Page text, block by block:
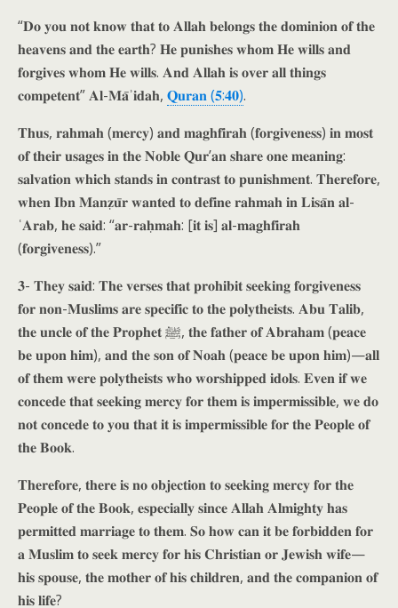
“𝐃𝐨 𝐲𝐨𝐮 𝐧𝐨𝐭 𝐤𝐧𝐨𝐰 𝐭𝐡𝐚𝐭 𝐭𝐨 𝐀𝐥𝐥𝐚𝐡 𝐛𝐞𝐥𝐨𝐧𝐠𝐬 𝐭𝐡𝐞 𝐝𝐨𝐦𝐢𝐧𝐢𝐨𝐧 𝐨𝐟 𝐭𝐡𝐞
𝐡𝐞𝐚𝐯𝐞𝐧𝐬 𝐚𝐧𝐝 𝐭𝐡𝐞 𝐞𝐚𝐫𝐭𝐡? 𝐇𝐞 𝐩𝐮𝐧𝐢𝐬𝐡𝐞𝐬 𝐰𝐡𝐨𝐦 𝐇𝐞 𝐰𝐢𝐥𝐥𝐬 𝐚𝐧𝐝
𝐟𝐨𝐫𝐠𝐢𝐯𝐞𝐬 𝐰𝐡𝐨𝐦 𝐇𝐞 𝐰𝐢𝐥𝐥𝐬. 𝐀𝐧𝐝 𝐀𝐥𝐥𝐚𝐡 𝐢𝐬 𝐨𝐯𝐞𝐫 𝐚𝐥𝐥 𝐭𝐡𝐢𝐧𝐠𝐬
𝐜𝐨𝐦𝐩𝐞𝐭𝐞𝐧𝐭” 𝐀𝐥-𝐌𝐚̄ʾ𝐢𝐝𝐚𝐡, 𝐐𝐮𝐫𝐚𝐧 (𝟓:𝟒𝟎).
𝐓𝐡𝐮𝐬, 𝐫𝐚𝐡𝐦𝐚𝐡 (𝐦𝐞𝐫𝐜𝐲) 𝐚𝐧𝐝 𝐦𝐚𝐠𝐡𝐟𝐢𝐫𝐚𝐡 (𝐟𝐨𝐫𝐠𝐢𝐯𝐞𝐧𝐞𝐬𝐬) 𝐢𝐧 𝐦𝐨𝐬𝐭
𝐨𝐟 𝐭𝐡𝐞𝐢𝐫 𝐮𝐬𝐚𝐠𝐞𝐬 𝐢𝐧 𝐭𝐡𝐞 𝐍𝐨𝐛𝐥𝐞 𝐐𝐮𝐫’𝐚𝐧 𝐬𝐡𝐚𝐫𝐞 𝐨𝐧𝐞 𝐦𝐞𝐚𝐧𝐢𝐧𝐠:
𝐬𝐚𝐥𝐯𝐚𝐭𝐢𝐨𝐧 𝐰𝐡𝐢𝐜𝐡 𝐬𝐭𝐚𝐧𝐝𝐬 𝐢𝐧 𝐜𝐨𝐧𝐭𝐫𝐚𝐬𝐭 𝐭𝐨 𝐩𝐮𝐧𝐢𝐬𝐡𝐦𝐞𝐧𝐭. 𝐓𝐡𝐞𝐫𝐞𝐟𝐨𝐫𝐞,
𝐰𝐡𝐞𝐧 𝐈𝐛𝐧 𝐌𝐚𝐧𝐳̣𝐮̄𝐫 𝐰𝐚𝐧𝐭𝐞𝐝 𝐭𝐨 𝐝𝐞𝐟𝐢𝐧𝐞 𝐫𝐚𝐡𝐦𝐚𝐡 𝐢𝐧 𝐋𝐢𝐬𝐚̄𝐧 𝐚𝐥-
ʿ𝐀𝐫𝐚𝐛, 𝐡𝐞 𝐬𝐚𝐢𝐝: “𝐚𝐫-𝐫𝐚𝐡̣𝐦𝐚𝐡: [𝐢𝐭 𝐢𝐬] 𝐚𝐥-𝐦𝐚𝐠𝐡𝐟𝐢𝐫𝐚𝐡
(𝐟𝐨𝐫𝐠𝐢𝐯𝐞𝐧𝐞𝐬𝐬).”
𝟑- 𝐓𝐡𝐞𝐲 𝐬𝐚𝐢𝐝: 𝐓𝐡𝐞 𝐯𝐞𝐫𝐬𝐞𝐬 𝐭𝐡𝐚𝐭 𝐩𝐫𝐨𝐡𝐢𝐛𝐢𝐭 𝐬𝐞𝐞𝐤𝐢𝐧𝐠 𝐟𝐨𝐫𝐠𝐢𝐯𝐞𝐧𝐞𝐬𝐬
𝐟𝐨𝐫 𝐧𝐨𝐧-𝐌𝐮𝐬𝐥𝐢𝐦𝐬 𝐚𝐫𝐞 𝐬𝐩𝐞𝐜𝐢𝐟𝐢𝐜 𝐭𝐨 𝐭𝐡𝐞 𝐩𝐨𝐥𝐲𝐭𝐡𝐞𝐢𝐬𝐭𝐬. 𝐀𝐛𝐮 𝐓𝐚𝐥𝐢𝐛,
𝐭𝐡𝐞 𝐮𝐧𝐜𝐥𝐞 𝐨𝐟 𝐭𝐡𝐞 𝐏𝐫𝐨𝐩𝐡𝐞𝐭 ﷺ, 𝐭𝐡𝐞 𝐟𝐚𝐭𝐡𝐞𝐫 𝐨𝐟 𝐀𝐛𝐫𝐚𝐡𝐚𝐦 (𝐩𝐞𝐚𝐜𝐞
𝐛𝐞 𝐮𝐩𝐨𝐧 𝐡𝐢𝐦), 𝐚𝐧𝐝 𝐭𝐡𝐞 𝐬𝐨𝐧 𝐨𝐟 𝐍𝐨𝐚𝐡 (𝐩𝐞𝐚𝐜𝐞 𝐛𝐞 𝐮𝐩𝐨𝐧 𝐡𝐢𝐦)—𝐚𝐥𝐥
𝐨𝐟 𝐭𝐡𝐞𝐦 𝐰𝐞𝐫𝐞 𝐩𝐨𝐥𝐲𝐭𝐡𝐞𝐢𝐬𝐭𝐬 𝐰𝐡𝐨 𝐰𝐨𝐫𝐬𝐡𝐢𝐩𝐩𝐞𝐝 𝐢𝐝𝐨𝐥𝐬. 𝐄𝐯𝐞𝐧 𝐢𝐟 𝐰𝐞
𝐜𝐨𝐧𝐜𝐞𝐝𝐞 𝐭𝐡𝐚𝐭 𝐬𝐞𝐞𝐤𝐢𝐧𝐠 𝐦𝐞𝐫𝐜𝐲 𝐟𝐨𝐫 𝐭𝐡𝐞𝐦 𝐢𝐬 𝐢𝐦𝐩𝐞𝐫𝐦𝐢𝐬𝐬𝐢𝐛𝐥𝐞, 𝐰𝐞 𝐝𝐨
𝐧𝐨𝐭 𝐜𝐨𝐧𝐜𝐞𝐝𝐞 𝐭𝐨 𝐲𝐨𝐮 𝐭𝐡𝐚𝐭 𝐢𝐭 𝐢𝐬 𝐢𝐦𝐩𝐞𝐫𝐦𝐢𝐬𝐬𝐢𝐛𝐥𝐞 𝐟𝐨𝐫 𝐭𝐡𝐞 𝐏𝐞𝐨𝐩𝐥𝐞 𝐨𝐟
𝐭𝐡𝐞 𝐁𝐨𝐨𝐤.
𝐓𝐡𝐞𝐫𝐞𝐟𝐨𝐫𝐞, 𝐭𝐡𝐞𝐫𝐞 𝐢𝐬 𝐧𝐨 𝐨𝐛𝐣𝐞𝐜𝐭𝐢𝐨𝐧 𝐭𝐨 𝐬𝐞𝐞𝐤𝐢𝐧𝐠 𝐦𝐞𝐫𝐜𝐲 𝐟𝐨𝐫 𝐭𝐡𝐞
𝐏𝐞𝐨𝐩𝐥𝐞 𝐨𝐟 𝐭𝐡𝐞 𝐁𝐨𝐨𝐤, 𝐞𝐬𝐩𝐞𝐜𝐢𝐚𝐥𝐥𝐲 𝐬𝐢𝐧𝐜𝐞 𝐀𝐥𝐥𝐚𝐡 𝐀𝐥𝐦𝐢𝐠𝐡𝐭𝐲 𝐡𝐚𝐬
𝐩𝐞𝐫𝐦𝐢𝐭𝐭𝐞𝐝 𝐦𝐚𝐫𝐫𝐢𝐚𝐠𝐞 𝐭𝐨 𝐭𝐡𝐞𝐦. 𝐒𝐨 𝐡𝐨𝐰 𝐜𝐚𝐧 𝐢𝐭 𝐛𝐞 𝐟𝐨𝐫𝐛𝐢𝐝𝐝𝐞𝐧 𝐟𝐨𝐫
𝐚 𝐌𝐮𝐬𝐥𝐢𝐦 𝐭𝐨 𝐬𝐞𝐞𝐤 𝐦𝐞𝐫𝐜𝐲 𝐟𝐨𝐫 𝐡𝐢𝐬 𝐂𝐡𝐫𝐢𝐬𝐭𝐢𝐚𝐧 𝐨𝐫 𝐉𝐞𝐰𝐢𝐬𝐡 𝐰𝐢𝐟𝐞—
𝐡𝐢𝐬 𝐬𝐩𝐨𝐮𝐬𝐞, 𝐭𝐡𝐞 𝐦𝐨𝐭𝐡𝐞𝐫 𝐨𝐟 𝐡𝐢𝐬 𝐜𝐡𝐢𝐥𝐝𝐫𝐞𝐧, 𝐚𝐧𝐝 𝐭𝐡𝐞 𝐜𝐨𝐦𝐩𝐚𝐧𝐢𝐨𝐧 𝐨𝐟
𝐡𝐢𝐬 𝐥𝐢𝐟𝐞?